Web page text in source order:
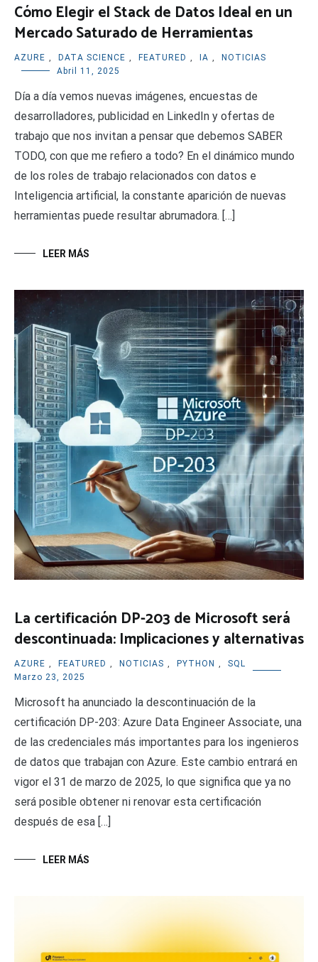
Cómo Elegir el Stack de Datos Ideal en un
Mercado Saturado de Herramientas
AZURE , DATA SCIENCE , FEATURED , IA ,
NOTICIAS
Abril 11, 2025
Día a día vemos nuevas imágenes, encuestas de
desarrolladores, publicidad en LinkedIn y ofertas de
trabajo que nos invitan a pensar que debemos SABER
TODO, con que me refiero a todo? En el dinámico mundo
de los roles de trabajo relacionados con datos e
Inteligencia artificial, la constante aparición de nuevas
herramientas puede resultar abrumadora. […]
LEER MÁS
La certificación DP-203 de Microsoft será
descontinuada: Implicaciones y alternativas
AZURE , FEATURED , NOTICIAS , PYTHON ,
SQL
Marzo 23, 2025
Microsoft ha anunciado la descontinuación de la
certificación DP-203: Azure Data Engineer Associate, una
de las credenciales más importantes para los ingenieros
de datos que trabajan con Azure. Este cambio entrará en
vigor el 31 de marzo de 2025, lo que significa que ya no
será posible obtener ni renovar esta certificación
después de esa […]
LEER MÁS